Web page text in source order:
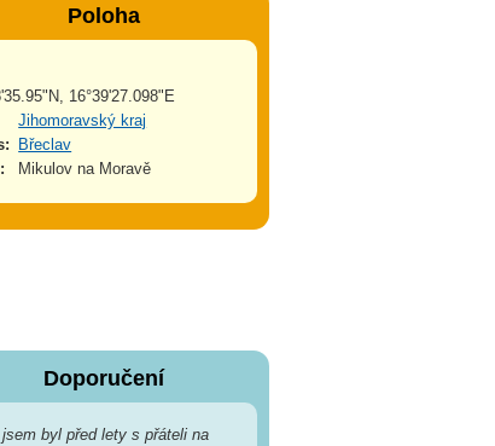
Poloha
16°39'27.098"E
Jihomoravský kraj
Břeclav
Mikulov na Moravě
Doporučení
byl před lety s přáteli na